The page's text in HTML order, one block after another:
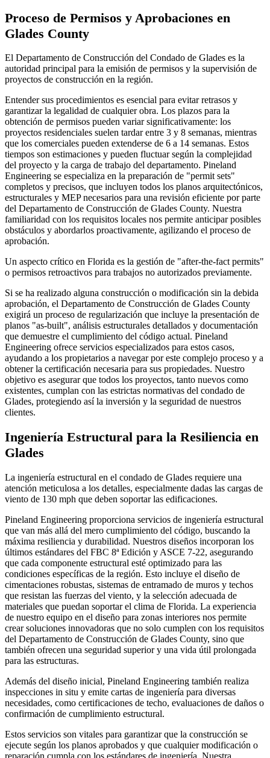
Proceso de Permisos y Aprobaciones en
Glades County
El Departamento de Construcción del Condado de Glades es la
autoridad principal para la emisión de permisos y la supervisión de
proyectos de construcción en la región.
Entender sus procedimientos es esencial para evitar retrasos y
garantizar la legalidad de cualquier obra. Los plazos para la
obtención de permisos pueden variar significativamente: los
proyectos residenciales suelen tardar entre 3 y 8 semanas, mientras
que los comerciales pueden extenderse de 6 a 14 semanas. Estos
tiempos son estimaciones y pueden fluctuar según la complejidad
del proyecto y la carga de trabajo del departamento. Pineland
Engineering se especializa en la preparación de "permit sets"
completos y precisos, que incluyen todos los planos arquitectónicos,
estructurales y MEP necesarios para una revisión eficiente por parte
del Departamento de Construcción de Glades County. Nuestra
familiaridad con los requisitos locales nos permite anticipar posibles
obstáculos y abordarlos proactivamente, agilizando el proceso de
aprobación.
Un aspecto crítico en Florida es la gestión de "after-the-fact permits"
o permisos retroactivos para trabajos no autorizados previamente.
Si se ha realizado alguna construcción o modificación sin la debida
aprobación, el Departamento de Construcción de Glades County
exigirá un proceso de regularización que incluye la presentación de
planos "as-built", análisis estructurales detallados y documentación
que demuestre el cumplimiento del código actual. Pineland
Engineering ofrece servicios especializados para estos casos,
ayudando a los propietarios a navegar por este complejo proceso y a
obtener la certificación necesaria para sus propiedades. Nuestro
objetivo es asegurar que todos los proyectos, tanto nuevos como
existentes, cumplan con las estrictas normativas del condado de
Glades, protegiendo así la inversión y la seguridad de nuestros
clientes.
Ingeniería Estructural para la Resiliencia en
Glades
La ingeniería estructural en el condado de Glades requiere una
atención meticulosa a los detalles, especialmente dadas las cargas de
viento de 130 mph que deben soportar las edificaciones.
Pineland Engineering proporciona servicios de ingeniería estructural
que van más allá del mero cumplimiento del código, buscando la
máxima resiliencia y durabilidad. Nuestros diseños incorporan los
últimos estándares del FBC 8ª Edición y ASCE 7-22, asegurando
que cada componente estructural esté optimizado para las
condiciones específicas de la región. Esto incluye el diseño de
cimentaciones robustas, sistemas de entramado de muros y techos
que resistan las fuerzas del viento, y la selección adecuada de
materiales que puedan soportar el clima de Florida. La experiencia
de nuestro equipo en el diseño para zonas interiores nos permite
crear soluciones innovadoras que no solo cumplen con los requisitos
del Departamento de Construcción de Glades County, sino que
también ofrecen una seguridad superior y una vida útil prolongada
para las estructuras.
Además del diseño inicial, Pineland Engineering también realiza
inspecciones in situ y emite cartas de ingeniería para diversas
necesidades, como certificaciones de techo, evaluaciones de daños o
confirmación de cumplimiento estructural.
Estos servicios son vitales para garantizar que la construcción se
ejecute según los planos aprobados y que cualquier modificación o
reparación cumpla con los estándares de ingeniería. Nuestra